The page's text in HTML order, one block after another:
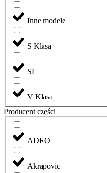
Inne modele
S Klasa
SL
V Klasa
Producent części
ADRO
Akrapovic